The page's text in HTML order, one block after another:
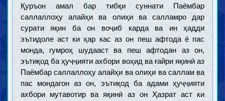
Қуръон амал бар тибқи суннати Паёмбар
саллаллоҳу алайҳи ва олиҳи ва салламро дар
сурати яқин ба он воҷиб карда ва ин ҳадди
эътидоле аст ки ҳар кас аз он пеш афтода ё пас
монда, гумроҳ шудааст ва пеш афтодан аз он,
эътиқод ба ҳуҷҷияти ахбори воҳид ва ғайри яқинӣ аз
Паёмбар саллаллоҳу алайҳи ва олиҳи ва саллам ва
пас мондагон аз он, эътиқод ба адами ҳуҷҷияти
ахбори мутавотир ва яқинӣ аз он Ҳазрат аст ки